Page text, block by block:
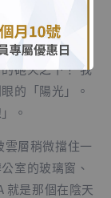
。
妳的膠原蛋
砲火之下！ 我
的「陽光」。
。
層稍微擋住一
室的玻璃窗、
就是那個在陰天